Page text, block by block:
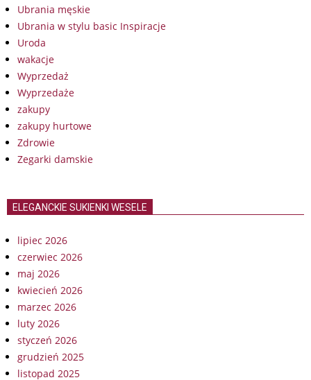
Ubrania męskie
Ubrania w stylu basic Inspiracje
Uroda
wakacje
Wyprzedaż
Wyprzedaże
zakupy
zakupy hurtowe
Zdrowie
Zegarki damskie
ELEGANCKIE SUKIENKI WESELE
lipiec 2026
czerwiec 2026
maj 2026
kwiecień 2026
marzec 2026
luty 2026
styczeń 2026
grudzień 2025
listopad 2025